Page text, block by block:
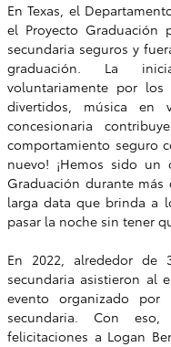
En Texas, el
el Proyecto Graduación
secundaria seguros y
graduación. La
voluntariamente por los
divertidos, música en
concesionaria
comportamiento seguro
nuevo! ¡Hemos sido un
Graduación durante
larga data que brinda a
pasar la noche sin tener
En 2022, alrededor de
secundaria asistieron al
evento organizado
secundaria. Con
felicitaciones a Logan